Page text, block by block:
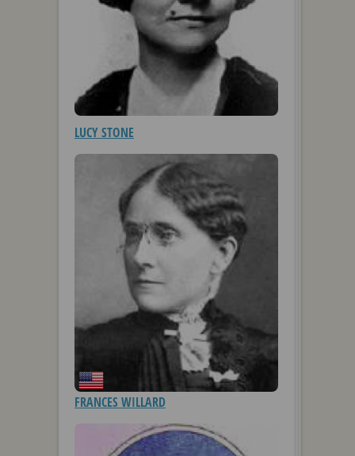
LUCY STONE
FRANCES WILLARD